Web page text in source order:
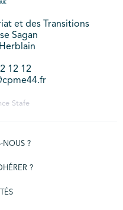
et des Transitions
Sagan
12 12
Stafe
NOUS ?
?